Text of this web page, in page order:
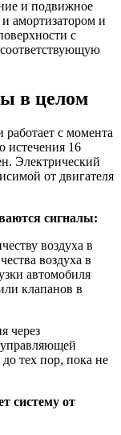
и подвижное
амортизатором и
с
в целом
с момента
истечения 16
Электрический
от двигателя
сигналы:
воздуха в
воздуха в
автомобиля
клапанов в
через
тех пор, пока не
систему от